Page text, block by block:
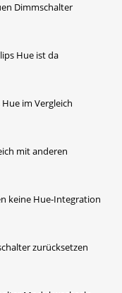
Dimmschalter
Hue ist da
im Vergleich
mit anderen
keine Hue-Integration
zurücksetzen